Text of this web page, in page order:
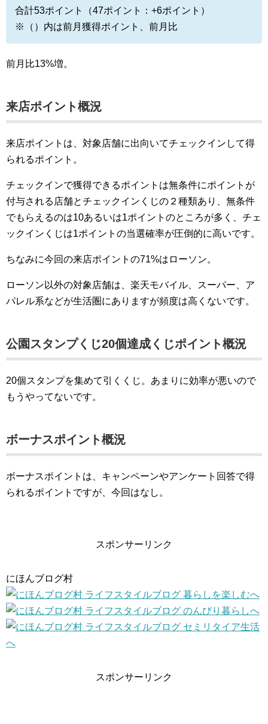
合計53ポイント（47ポイント：+6ポイント）
※（）内は前月獲得ポイント、前月比
前月比13%増。
来店ポイント概況
来店ポイントは、対象店舗に出向いてチェックインして得
られるポイント。
チェックインで獲得できるポイントは無条件にポイントが
付与される店舗とチェックインくじの２種類あり、無条件
でもらえるのは10あるいは1ポイントのところが多く、チェ
ックインくじは1ポイントの当選確率が圧倒的に高いです。
ちなみに今回の来店ポイントの71%はローソン。
ローソン以外の対象店舗は、楽天モバイル、スーパー、ア
パレル系などが生活圏にありますが頻度は高くないです。
公園スタンプくじ20個達成くじポイント概況
20個スタンプを集めて引くくじ。あまりに効率が悪いので
もうやってないです。
ボーナスポイント概況
ボーナスポイントは、キャンペーンやアンケート回答で得
られるポイントですが、今回はなし。
スポンサーリンク
にほんブログ村
スポンサーリンク